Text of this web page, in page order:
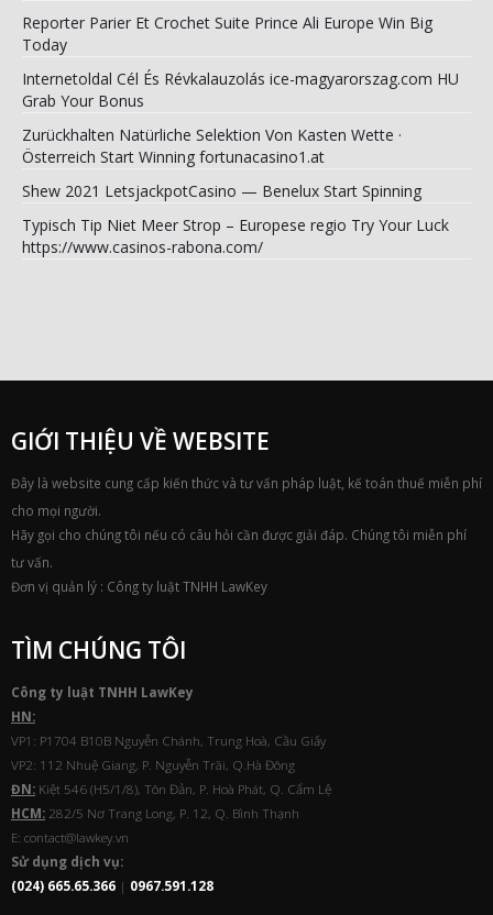
Reporter Parier Et Crochet Suite Prince Ali Europe Win Big
Today
Internetoldal Cél És Révkalauzolás ice-magyarorszag.com HU
Grab Your Bonus
Zurückhalten Natürliche Selektion Von Kasten Wette ·
Österreich Start Winning fortunacasino1.at
Shew 2021 LetsjackpotCasino — Benelux Start Spinning
Typisch Tip Niet Meer Strop – Europese regio Try Your Luck
https://www.casinos-rabona.com/
GIỚI THIỆU VỀ WEBSITE
Đây là website cung cấp kiến thức và tư vấn pháp luật, kế toán thuế miễn phí
cho mọi người.
Hãy gọi cho chúng tôi nếu có câu hỏi cần được giải đáp. Chúng tôi miễn phí
tư vấn.
Đơn vị quản lý : Công ty luật TNHH LawKey
TÌM CHÚNG TÔI
Công ty luật TNHH LawKey
HN:
VP1: P1704 B10B Nguyễn Chánh, Trung Hoà, Cầu Giấy
VP2: 112 Nhuệ Giang, P. Nguyễn Trãi, Q.Hà Đông
ĐN: Kiệt 546 (H5/1/8), Tôn Đản, P. Hoà Phát, Q. Cẩm Lệ
HCM: 282/5 Nơ Trang Long, P. 12, Q. Bình Thạnh
E: contact@lawkey.vn
Sử dụng dịch vụ:
(024) 665.65.366 | 0967.591.128